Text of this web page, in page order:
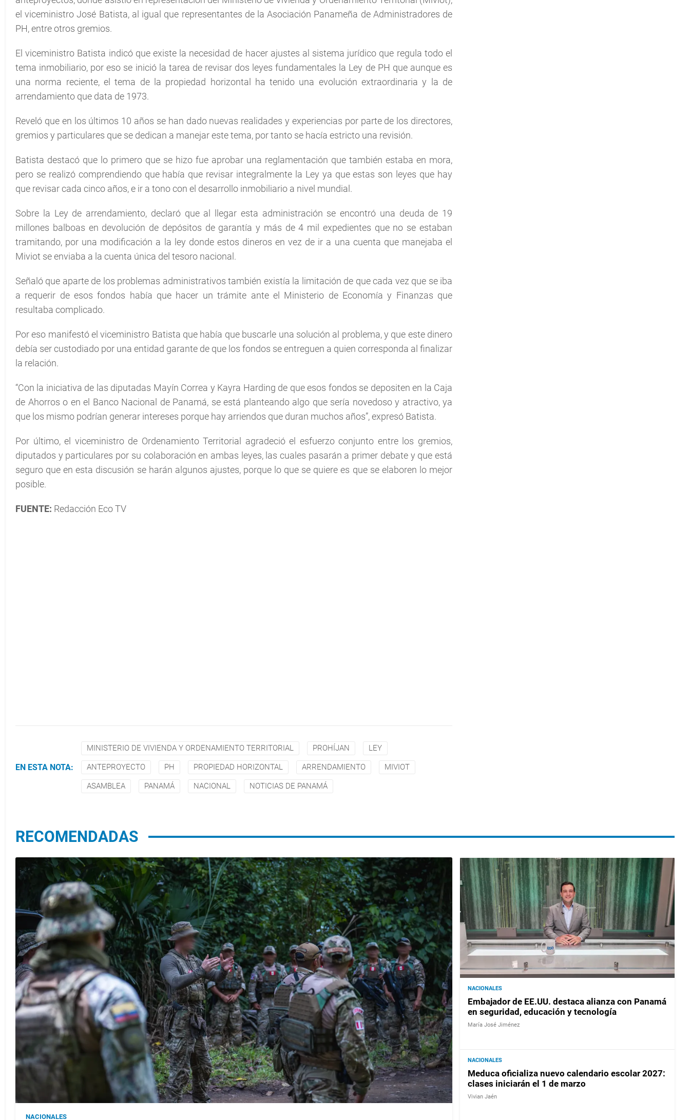
el viceministro José Batista, al igual que representantes de la Asociación Panameña de Administradores de
PH, entre otros gremios.
El viceministro Batista indicó que existe la necesidad de hacer ajustes al sistema jurídico que regula todo el
tema inmobiliario, por eso se inició la tarea de revisar dos leyes fundamentales la Ley de PH que aunque es
una norma reciente, el tema de la propiedad horizontal ha tenido una evolución extraordinaria y la de
arrendamiento que data de 1973.
Reveló que en los últimos 10 años se han dado nuevas realidades y experiencias por parte de los directores,
gremios y particulares que se dedican a manejar este tema, por tanto se hacía estricto una revisión.
Batista destacó que lo primero que se hizo fue aprobar una reglamentación que también estaba en mora,
pero se realizó comprendiendo que había que revisar integralmente la Ley ya que estas son leyes que hay
que revisar cada cinco años, e ir a tono con el desarrollo inmobiliario a nivel mundial.
Sobre la Ley de arrendamiento, declaró que al llegar esta administración se encontró una deuda de 19
millones balboas en devolución de depósitos de garantía y más de 4 mil expedientes que no se estaban
tramitando, por una modificación a la ley donde estos dineros en vez de ir a una cuenta que manejaba el
Miviot se enviaba a la cuenta única del tesoro nacional.
Señaló que aparte de los problemas administrativos también existía la limitación de que cada vez que se iba
a requerir de esos fondos había que hacer un trámite ante el Ministerio de Economía y Finanzas que
resultaba complicado.
Por eso manifestó el viceministro Batista que había que buscarle una solución al problema, y que este dinero
debía ser custodiado por una entidad garante de que los fondos se entreguen a quien corresponda al finalizar
la relación.
“Con la iniciativa de las diputadas Mayín Correa y Kayra Harding de que esos fondos se depositen en la Caja
de Ahorros o en el Banco Nacional de Panamá, se está planteando algo que sería novedoso y atractivo, ya
que los mismo podrían generar intereses porque hay arriendos que duran muchos años”, expresó Batista.
Por último, el viceministro de Ordenamiento Territorial agradeció el esfuerzo conjunto entre los gremios,
diputados y particulares por su colaboración en ambas leyes, las cuales pasarán a primer debate y que está
seguro que en esta discusión se harán algunos ajustes, porque lo que se quiere es que se elaboren lo mejor
posible.
FUENTE: Redacción Eco TV
EN ESTA NOTA:
MINISTERIO DE VIVIENDA Y ORDENAMIENTO TERRITORIAL PROHÍJAN LEY
ANTEPROYECTO PH PROPIEDAD HORIZONTAL ARRENDAMIENTO MIVIOT
ASAMBLEA PANAMÁ NACIONAL NOTICIAS DE PANAMÁ
RECOMENDADAS
NACIONALES
NACIONALES
Embajador de EE.UU. destaca alianza con Panamá
en seguridad, educación y tecnología
María José Jiménez
NACIONALES
Meduca oficializa nuevo calendario escolar 2027:
clases iniciarán el 1 de marzo
Vivian Jaén